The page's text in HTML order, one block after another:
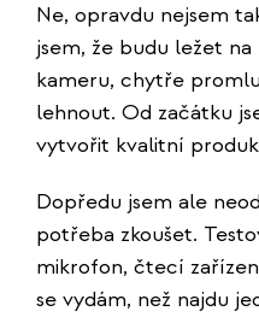
Ne, opravdu nejsem
jsem, že budu ležet
kameru, chytře
lehnout. Od začátku
vytvořit kvalitní
Dopředu jsem ale
potřeba zkoušet.
mikrofon, čtecí
se vydám, než najdu